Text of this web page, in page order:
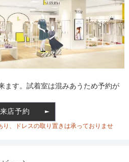
ます。試着室は混みあうため予約が
来店予約
、ドレスの取り置きは承っておりませ